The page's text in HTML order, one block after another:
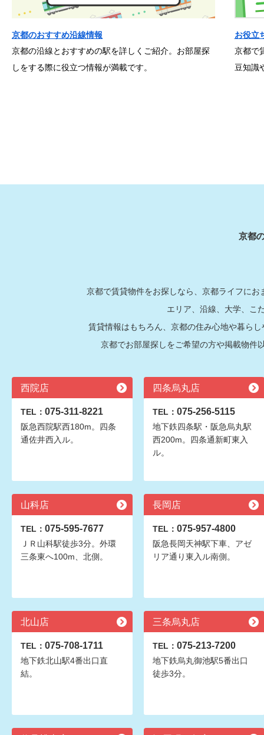
京都のおすすめ沿線情報
京都の沿線とおすすめの駅を詳しくご紹介。お部屋探
しをする際に役立つ情報が満載です。
お役立
京都で
豆知識
京都
京都で賃貸物件をお探しなら、京都ライフに
エリア、沿線、大学、こ
賃貸情報はもちろん、京都の住み心地や暮ら
京都でお部屋探しをご希望の方や掲載物件
西院店
TEL： 075-311-8221
阪急西院駅西180m。四条
通佐井西入ル。
四条烏丸店
TEL： 075-256-5115
地下鉄四条駅・阪急烏丸駅
西200m。四条通新町東入
ル。
山科店
TEL： 075-595-7677
ＪＲ山科駅徒歩3分。外環
三条東へ100m、北側。
長岡店
TEL： 075-957-4800
阪急長岡天神駅下車、アゼ
リア通り東入ル南側。
北山店
TEL： 075-708-1711
地下鉄北山駅4番出口直
結。
三条烏丸店
TEL： 075-213-7200
地下鉄烏丸御池駅5番出口
徒歩3分。